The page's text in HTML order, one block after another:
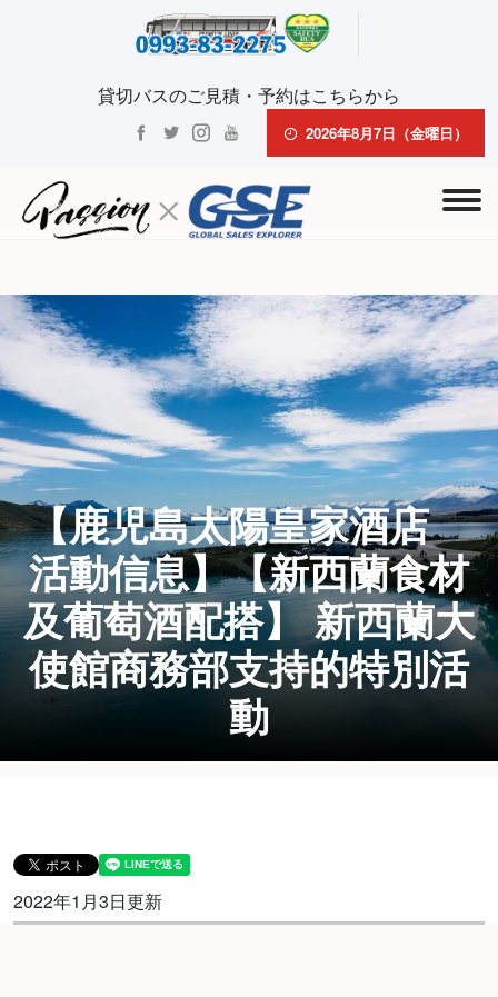
貸切バスのご見積・予約はこちらから
2026年8月7日（金曜日）
【鹿児島太陽皇家酒店
活動信息】【新西蘭食材
及葡萄酒配搭】 新西蘭大
使館商務部支持的特別活
動
2022年1月3日更新